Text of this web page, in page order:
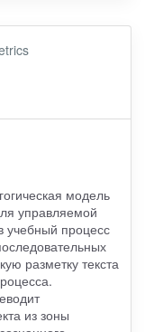
модель
управляемой
учебный процесс
разметку текста
из зоны